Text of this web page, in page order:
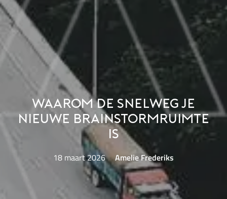
Waarom de snelweg je
nieuwe brainstormruimte
is
18 maart 2026 Amelie Frederiks